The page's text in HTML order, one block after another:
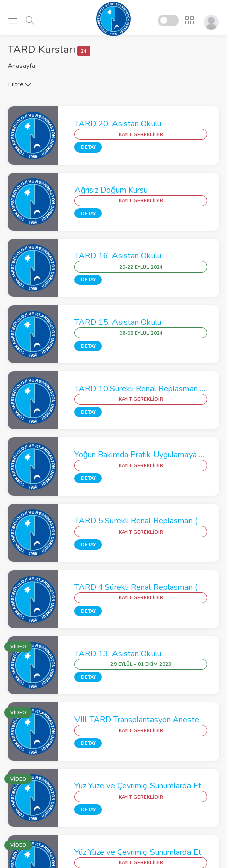
TARD Kursları 24
Anasayfa
Filtre
TARD 20. Asistan Okulu
KAYIT GEREKLİDİR
DETAY
Ağrısız Doğum Kursu
KAYIT GEREKLİDİR
DETAY
TARD 16. Asistan Okulu
20-22 EYLÜL 2024
DETAY
TARD 15. Asistan Okulu
06-08 EYLÜL 2024
DETAY
TARD 10.Sürekli Renal Replasman (CRRT) Kursu
KAYIT GEREKLİDİR
DETAY
Yoğun Bakımda Pratik Uygulamaya Yönelik Kardiyak Pulmoner Diyafragmatik USG Kursu
KAYIT GEREKLİDİR
DETAY
TARD 5.Sürekli Renal Replasman (CRRT) Kursu - İstanbul
KAYIT GEREKLİDİR
DETAY
TARD 4.Sürekli Renal Replasman (CRRT) Kursu - Sakarya
KAYIT GEREKLİDİR
DETAY
VİDEO
TARD 13. Asistan Okulu
29 EYLÜL – 01 EKIM 2023
DETAY
VİDEO
VIII. TARD Transplantasyon Anestezisi Kursu
KAYIT GEREKLİDİR
DETAY
VİDEO
Yüz Yüze ve Çevrimiçi Sunumlarda Etkin İngilizce İleri İletişim Becerileri Kursu
KAYIT GEREKLİDİR
DETAY
VİDEO
Yüz Yüze ve Çevrimiçi Sunumlarda Etkin İngilizce Temel İletişim Becerileri Kursu
KAYIT GEREKLİDİR